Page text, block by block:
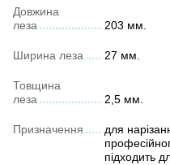
Довжина
леза
203 мм.
Ширина леза 27 мм.
Товщина
леза
2,5 мм.
Призначення
для
підходить